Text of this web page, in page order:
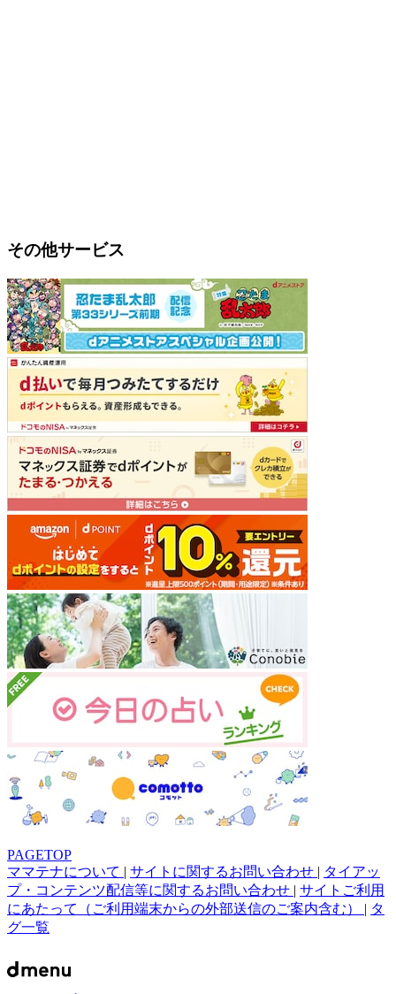
その他サービス
PAGETOP
ママテナについて | サイトに関するお問い合わせ | タイアッ
プ・コンテンツ配信等に関するお問い合わせ | サイトご利用
にあたって（ご利用端末からの外部送信のご案内含む） | タ
グ一覧